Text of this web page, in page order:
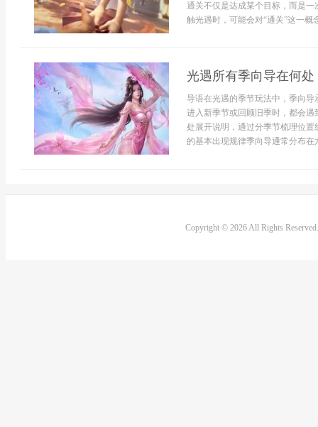
通关不仅是达成某个目标，而是
触光遇时，可能会对“通关”这一
光遇所有季向导在何处
导语在光遇的季节玩法中，季向
进入新季节或回顾旧季时，都会
处展开说明，通过分季节梳理位
的基本出现规律季向导通常分布
Copyright © 2026 All Rights